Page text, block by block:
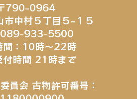
790-0964
市中村５丁目５−１５
933-5500
間：10時～22時
付時間 21時まで
員会 古物許可番号：